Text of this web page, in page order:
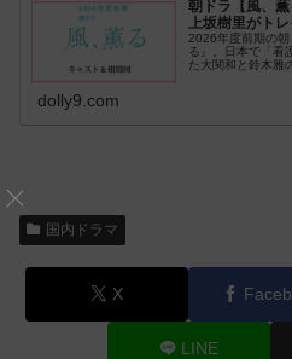
朝ドラ【風、
上坂樹里がトレ
2026年度前期の
る』。日本で「看
た大関和と鈴木雅
dolly9.com
国内ドラマ
X
LINE